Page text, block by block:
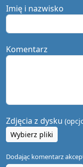
Imię i nazwisko
Komentarz
Zdjęcia z dysku
Wybierz pliki
Dodając komentarz